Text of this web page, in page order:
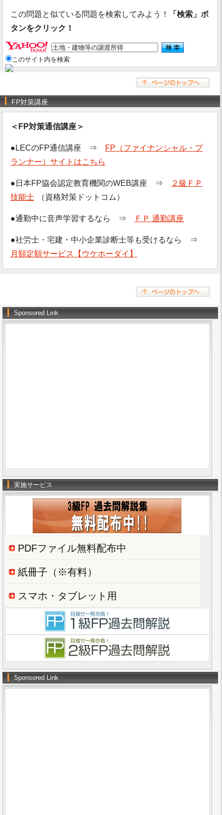
この問題と似ている問題を検索してみよう！
「検索」ボ
タンをクリック！
このサイト内を検索
FP対策講座
＜FP対策通信講座＞
●LECのFP通信講座 ⇒
FP（ファイナンシャル・プ
ランナー）サイトはこちら
●日本FP協会認定教育機関のWEB講座 ⇒
２級ＦＰ
技能士
（資格対策ドットコム）
●通勤中に音声学習するなら ⇒ ＦＰ 通勤講座
●社労士・宅建・中小企業診断士等も受けるなら ⇒
月額定額サービス【ウケホーダイ】
Sponsored Link
実施サービス
PDFファイル無料配布中
紙冊子（※有料）
スマホ・タブレット用
Sponsored Link